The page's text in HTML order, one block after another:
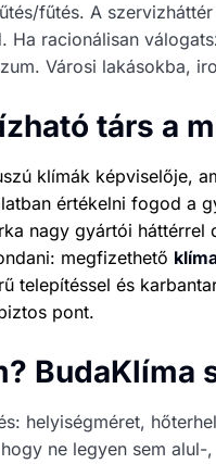
fűtés. A
Ha racionálisan
Városi lakásokba,
társ a
klímák képviselője,
értékelni fogod a
nagy gyártói
megfizethető
telepítéssel és
pont.
BudaKlíma
helyiségméret,
ne legyen sem